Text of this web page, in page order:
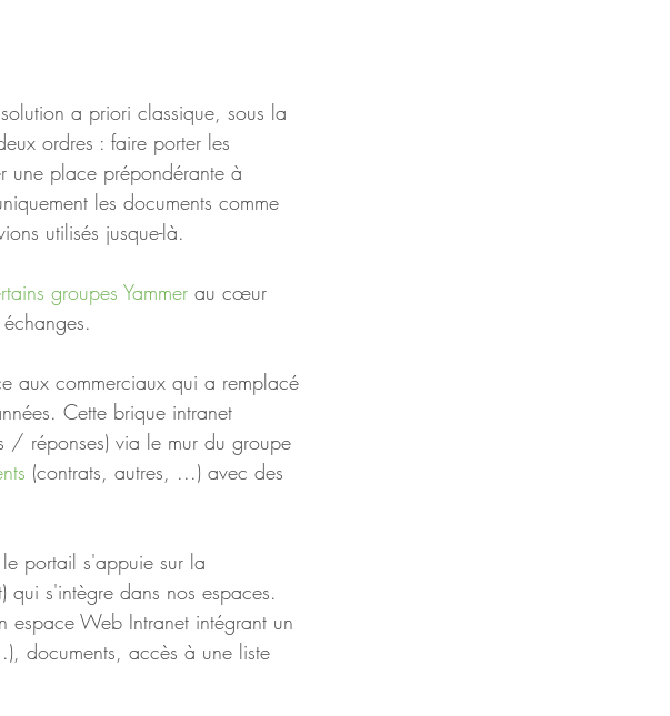
a priori classique, sous la
ordres : faire porter les
une place prépondérante à
les documents comme
utilisés jusque-là.
groupes Yammer au cœur
aux commerciaux qui a remplacé
Cette brique intranet
/ réponses) via le mur du groupe
(contrats, autres, ...) avec des
portail s'appuie sur la
qui s'intègre dans nos espaces.
espace Web Intranet intégrant un
documents, accès à une liste